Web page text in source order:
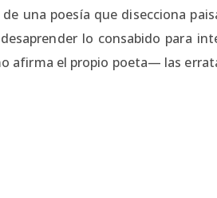
una poesía que disecciona
lo consabido para
afirma el propio poeta— las